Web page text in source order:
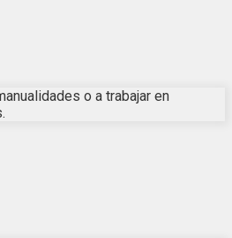
o a trabajar en